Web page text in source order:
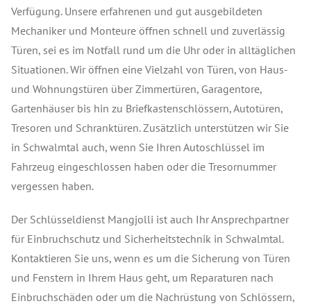
Verfügung. Unsere erfahrenen und gut ausgebildeten
Mechaniker und Monteure öffnen schnell und zuverlässig
Türen, sei es im Notfall rund um die Uhr oder in alltäglichen
Situationen. Wir öffnen eine Vielzahl von Türen, von Haus-
und Wohnungstüren über Zimmertüren, Garagentore,
Gartenhäuser bis hin zu Briefkastenschlössern, Autotüren,
Tresoren und Schranktüren. Zusätzlich unterstützen wir Sie
in Schwalmtal auch, wenn Sie Ihren Autoschlüssel im
Fahrzeug eingeschlossen haben oder die Tresornummer
vergessen haben.
Der Schlüsseldienst Mangjolli ist auch Ihr Ansprechpartner
für Einbruchschutz und Sicherheitstechnik in Schwalmtal.
Kontaktieren Sie uns, wenn es um die Sicherung von Türen
und Fenstern in Ihrem Haus geht, um Reparaturen nach
Einbruchschäden oder um die Nachrüstung von Schlössern,